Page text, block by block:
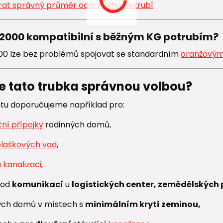
správný průměr odpadního potrubí
2000 kompatibilní s běžným KG potrubím?
lze bez problémů spojovat se standardním
tato trubka správnou volbou?
doporučujeme například pro:
přípojkyrodinných domů,
vod,
kanalizaci,
komunikací u logistických center, zemědělských
domů v místech s minimálním krytí zeminou,